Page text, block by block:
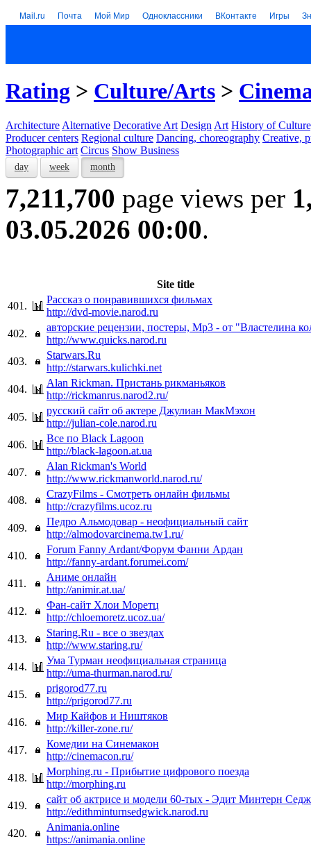
Mail.ru Почта Мой Мир Одноклассники ВКонтакте Игры
Rating > Culture/Arts >
Architecture Alternative Decorative Art Design Art History of
Producer centers Regional culture Dancing, choreography Creative,
Photographic art Circus Show Business
day week month
7,211,700 page views per
03.05.2026 00:00.
Site title
401.
Рассказ о понравившихся фильмах
http://dvd-movie.narod.ru
402.
авторские рецензии, постеры, Mp3 - от "Властелина
http://www.quicks.narod.ru
403.
Starwars.Ru
http://starwars.kulichki.net
404.
Alan Rickman. Пристань рикманьяков
http://rickmanrus.narod2.ru/
405.
русский сайт об актере Джулиан МакМэхон
http://julian-cole.narod.ru
406.
Все по Black Lagoon
http://black-lagoon.at.ua
407.
Alan Rickman's World
http://www.rickmanworld.narod.ru/
408.
CrazyFilms - Смотреть онлайн фильмы
http://crazyfilms.ucoz.ru
409.
Педро Альмодовар - неофициальный сайт
http://almodovarcinema.tw1.ru/
410.
Forum Fanny Ardant/Форум Фанни Ардан
http://fanny-ardant.forumei.com/
411.
Аниме онлайн
http://animir.at.ua/
412.
Фан-сайт Хлои Моретц
http://chloemoretz.ucoz.ua/
413.
Staring.Ru - все о звездах
http://www.staring.ru/
414.
Ума Турман неофициальная страница
http://uma-thurman.narod.ru/
415.
prigorod77.ru
http://prigorod77.ru
416.
Мир Кайфов и Ништяков
http://killer-zone.ru/
417.
Комедии на Синемакон
http://cinemacon.ru/
418.
Morphing.ru - Прибытие цифрового поезда
http://morphing.ru
419.
сайт об актрисе и модели 60-тых - Эдит Минтерн
http://edithminturnsedgwick.narod.ru
420.
Animania.online
https://animania.online